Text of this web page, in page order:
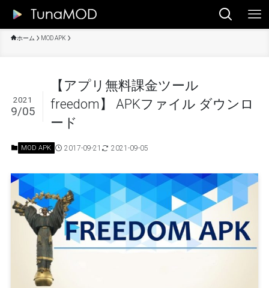
ホーム MOD APK
【アプリ無料課金ツール
freedom】 APKファイル ダウンロ
ード
2021
9/05
MOD APK 2017-09-21 2021-09-05